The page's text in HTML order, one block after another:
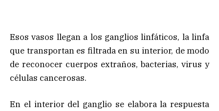
Esos vasos llegan a los ganglios linfáticos, la linfa
que transportan es filtrada en su interior, de modo
de reconocer cuerpos extraños, bacterias, virus y
células cancerosas.
En el interior del ganglio se elabora la respuesta